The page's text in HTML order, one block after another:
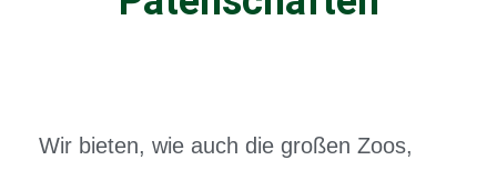
Wir bieten, wie auch die großen Zoos,